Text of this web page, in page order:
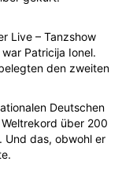
Live – Tanzshow
Patricija Ionel.
den zweiten
Deutschen
über 200
Und das, obwohl er